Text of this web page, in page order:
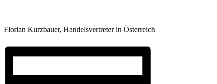
Florian Kurzbauer, Handelsvertreter in Österreich